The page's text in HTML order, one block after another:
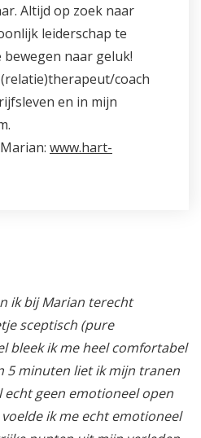
Altijd op zoek naar
leiderschap te
naar geluk!
coach
en in mijn
www.hart-
ik bij Marian terecht
sceptisch (pure
bleek ik me heel comfortabel
5 minuten liet ik mijn tranen
geen emotioneel open
ik me echt emotioneel